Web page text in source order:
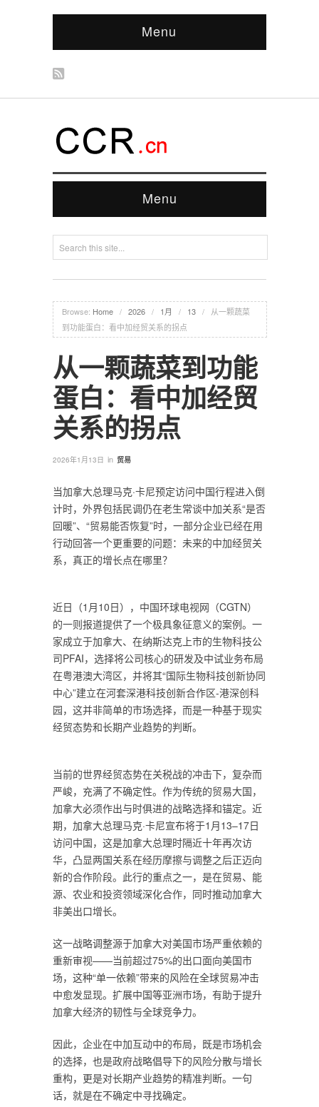
Menu
Menu
Browse: Home / 2026 / 1月 / 13 /
从一颗蔬菜
到功能蛋白：看中加经贸关系的拐点
从一颗蔬菜到功能
蛋白：看中加经贸
关系的拐点
2026年1月13日 in 贸易
当加拿大总理马克·卡尼预定访问中国行程进入倒
计时，外界包括民调仍在老生常谈中加关系“是否
回暖”、“贸易能否恢复”时，一部分企业已经在用
行动回答一个更重要的问题：未来的中加经贸关
系，真正的增长点在哪里？
近日（1月10日），中国环球电视网（CGTN）
的一则报道提供了一个极具象征意义的案例。一
家成立于加拿大、在纳斯达克上市的生物科技公
司PFAI，选择将公司核心的研发及中试业务布局
在粤港澳大湾区，并将其“国际生物科技创新协同
中心”建立在河套深港科技创新合作区-港深创科
园，这并非简单的市场选择，而是一种基于现实
经贸态势和长期产业趋势的判断。
当前的世界经贸态势在关税战的冲击下，复杂而
严峻，充满了不确定性。作为传统的贸易大国，
加拿大必须作出与时俱进的战略选择和锚定。近
期，加拿大总理马克·卡尼宣布将于1月13–17日
访问中国，这是加拿大总理时隔近十年再次访
华，凸显两国关系在经历摩擦与调整之后正迈向
新的合作阶段。此行的重点之一，是在贸易、能
源、农业和投资领域深化合作，同时推动加拿大
非美出口增长。
这一战略调整源于加拿大对美国市场严重依赖的
重新审视——当前超过75%的出口面向美国市
场，这种“单一依赖”带来的风险在全球贸易冲击
中愈发显现。扩展中国等亚洲市场，有助于提升
加拿大经济的韧性与全球竞争力。
因此，企业在中加互动中的布局，既是市场机会
的选择，也是政府战略倡导下的风险分散与增长
重构，更是对长期产业趋势的精准判断。一句
话，就是在不确定中寻找确定。